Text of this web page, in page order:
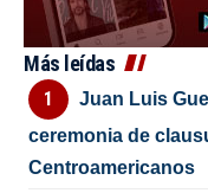
Más leídas
Juan Luis
ceremonia de
Centroamericanos